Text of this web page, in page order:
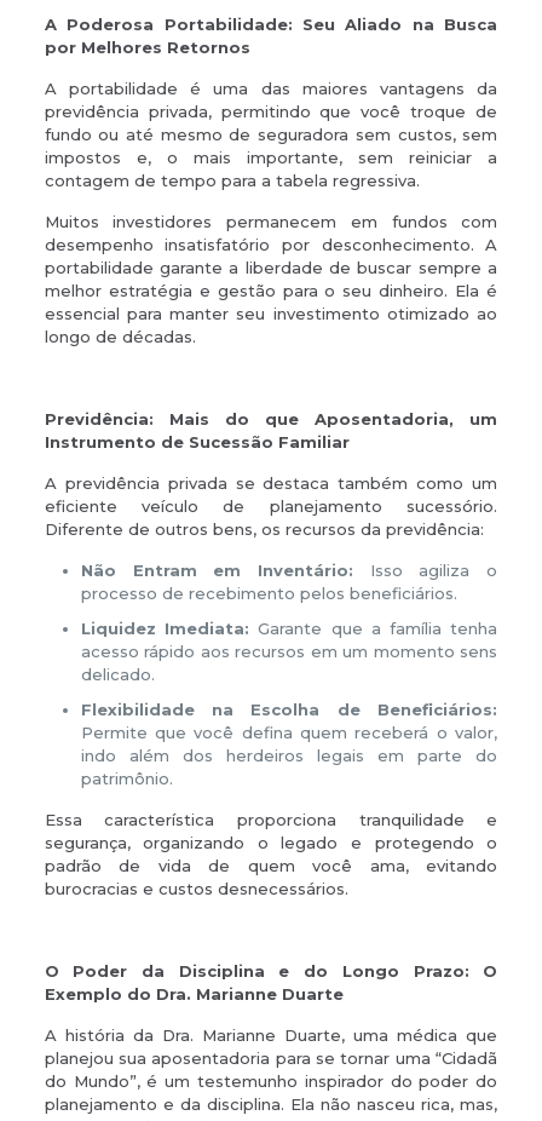
A Poderosa Portabilidade: Seu Aliado na Busca
por Melhores Retornos
A portabilidade é uma das maiores vantagens da
previdência privada, permitindo que você troque de
fundo ou até mesmo de seguradora sem custos, sem
impostos e, o mais importante, sem reiniciar a
contagem de tempo para a tabela regressiva.
Muitos investidores permanecem em fundos com
desempenho insatisfatório por desconhecimento. A
portabilidade garante a liberdade de buscar sempre a
melhor estratégia e gestão para o seu dinheiro. Ela é
essencial para manter seu investimento otimizado ao
longo de décadas.
Previdência: Mais do que Aposentadoria, um
Instrumento de Sucessão Familiar
A previdência privada se destaca também como um
eficiente veículo de planejamento sucessório.
Diferente de outros bens, os recursos da previdência:
Não Entram em Inventário: Isso agiliza o
processo de recebimento pelos beneficiários.
Liquidez Imediata: Garante que a família tenha
acesso rápido aos recursos em um momento sens
delicado.
Flexibilidade na Escolha de Beneficiários:
Permite que você defina quem receberá o valor,
indo além dos herdeiros legais em parte do
patrimônio.
Essa característica proporciona tranquilidade e
segurança, organizando o legado e protegendo o
padrão de vida de quem você ama, evitando
burocracias e custos desnecessários.
O Poder da Disciplina e do Longo Prazo: O
Exemplo do Dra. Marianne Duarte
A história da Dra. Marianne Duarte, uma médica que
planejou sua aposentadoria para se tornar uma “Cidadã
do Mundo”, é um testemunho inspirador do poder do
planejamento e da disciplina. Ela não nasceu rica, mas,